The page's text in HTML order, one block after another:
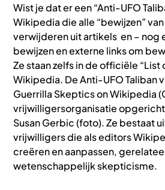
Wist je dat er een “Anti-UFO
Wikipedia die alle “bewijzen”
verwijderen uit artikels en – nog
bewijzen en externe links om
Ze staan zelfs in de officiële “List
Wikipedia. De Anti-UFO Taliban
Guerrilla Skeptics on Wikipedia
vrijwilligersorganisatie
Susan Gerbic (foto). Ze bestaat
vrijwilligers die als editors
creëren en aanpassen,
wetenschappelijk skepticisme.